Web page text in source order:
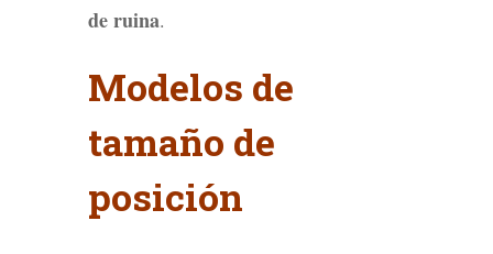
de ruina.
Modelos de
tamaño de
posición